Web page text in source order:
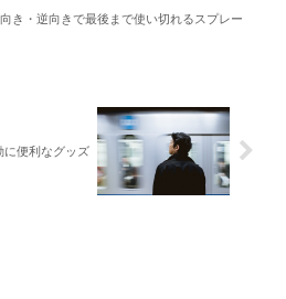
き・逆向きで最後まで使い切れるスプレー
に便利なグッズ